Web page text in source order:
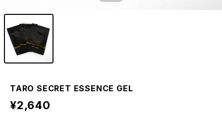
TARO SECRET ESSENCE GEL
¥2,640